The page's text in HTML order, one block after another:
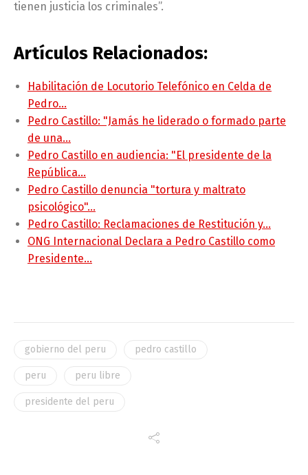
tienen justicia los criminales”.
Artículos Relacionados:
Habilitación de Locutorio Telefónico en Celda de
Pedro…
Pedro Castillo: "Jamás he liderado o formado parte
de una…
Pedro Castillo en audiencia: "El presidente de la
República…
Pedro Castillo denuncia "tortura y maltrato
psicológico"…
Pedro Castillo: Reclamaciones de Restitución y…
ONG Internacional Declara a Pedro Castillo como
Presidente…
gobierno del peru pedro castillo
peru peru libre
presidente del peru